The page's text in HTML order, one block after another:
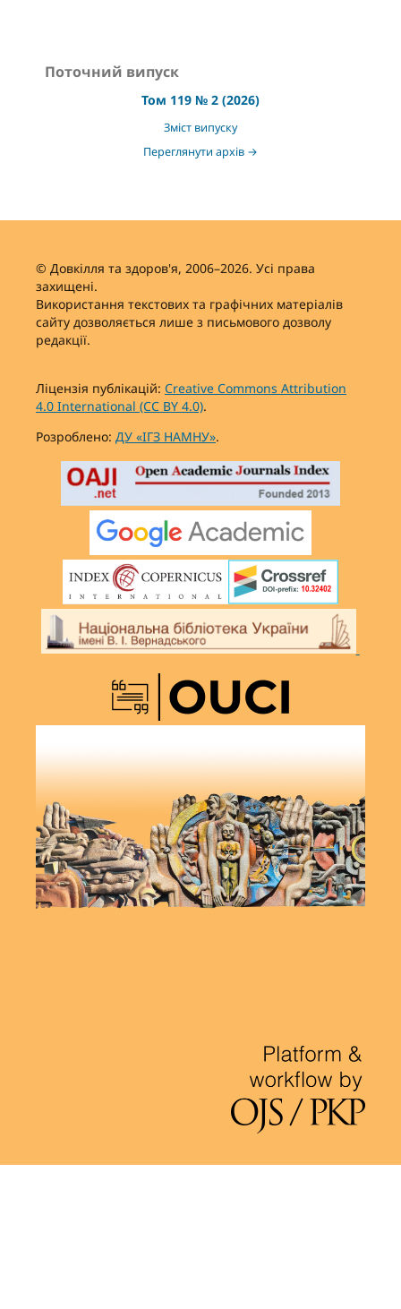
Поточний випуск
Том 119 № 2 (2026)
Зміст випуску
Переглянути архів →
© Довкілля та здоров'я, 2006–2026. Усі права
захищені.
Використання текстових та графічних матеріалів
сайту дозволяється лише з письмового дозволу
редакції.
Ліцензія публікацій: Creative Commons Attribution
4.0 International (CC BY 4.0).
Розроблено: ДУ «ІГЗ НАМНУ».